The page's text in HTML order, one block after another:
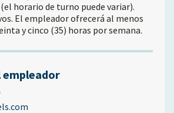
horario de turno puede variar).
El empleador ofrecerá al menos
y cinco (35) horas por semana.